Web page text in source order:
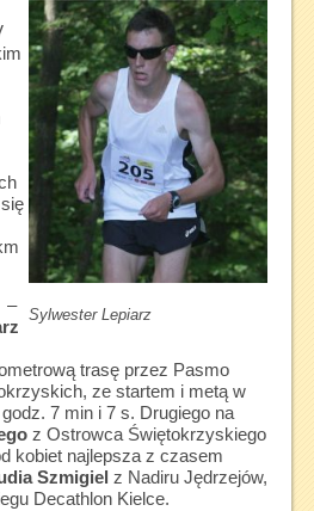
Sylwester Lepiarz
się
–
trasę przez Pasmo
ze startem i metą w
7 min i 7 s. Drugiego na
z Ostrowca Świętokrzyskiego
kobiet najlepsza z czasem
Szmigiel z Nadiru Jędrzejów,
Decathlon Kielce.